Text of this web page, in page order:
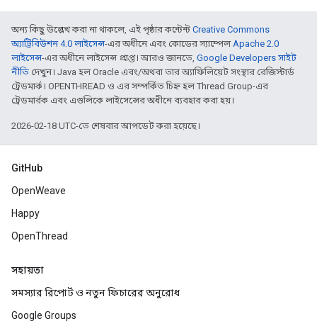
অন্য কিছু উল্লেখ করা না থাকলে, এই পৃষ্ঠার কন্টেন্ট Creative Commons
অ্যাট্রিবিউশন 4.0 লাইসেন্স-এর অধীনে এবং কোডের স্যাম্পেলApache 2.0
লাইসেন্স-এর অধীনে লাইসেন্স প্রাপ্ত। আরও জানতে, Google Developers সাইট
নীতি দেখুন। Java হল Oracle এবং/অথবা তার অ্যাফিলিয়েট সংস্থার রেজিস্টার্ড
ট্রেডমার্ক। OPENTHREAD ও এর সম্পর্কিত চিহ্ন হল Thread Group-এর
ট্রেডমার্রক এবং এগুলিকে লাইসেন্সের অধীনে ব্যবহার করা হয়।
2026-02-18 UTC-তে শেষবার আপডেট করা হয়েছে।
GitHub
OpenWeave
Happy
OpenThread
সহায়তা
সমস্যার রিপোর্ট ও নতুন ফিচারের অনুরোধ
Google Groups